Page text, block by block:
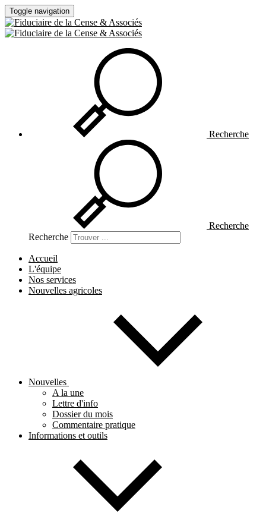
Toggle navigation
Recherche
Recherche
Recherche
Accueil
L'équipe
Nos services
Nouvelles agricoles
Nouvelles
A la une
Lettre d'info
Dossier du mois
Commentaire pratique
Informations et outils